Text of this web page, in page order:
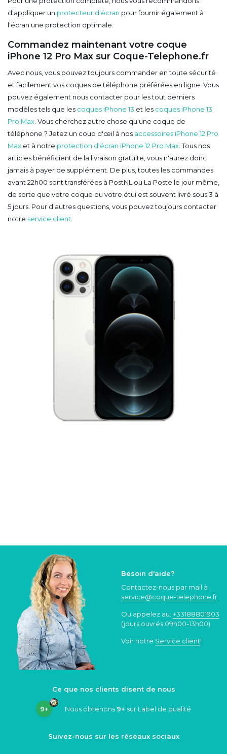
d'appliquer un protecteur d'écran pour fournir également à
l'écran une protection optimale.
Commandez maintenant votre coque
iPhone 12 Pro Max sur Coque-Telephone.fr
Avec nous, vous pouvez toujours commander en toute sécurité
et facilement vos coques de téléphone préférées en ligne. Vous
pouvez également nous contacter pour les tout derniers
modèles tels que les coques iPhone 13 et les coques iPhone 13
Pro Max . Vous cherchez autre chose qu'une coque de
téléphone ? Jetez un coup d'œil à nos accessoires iPhone 12 Pro
Max et à notre protection d'écran iPhone 12 Pro Max . Tous nos
articles bénéficient de la livraison gratuite, vous n'aurez donc
jamais à payer de supplément. De plus, toutes les commandes
avant 22h00 sont transférées à PostNL ou La Poste le jour même,
de sorte que votre coque ou votre étui est souvent livré sous 3 à
5 jours. Pour d'autres questions, vous pouvez toujours contacter
notre service client
Besoin d'aide?
Contactez-nous par mail à
service@coque-telephone.fr
Ou appelez au: +33188801903
(jours ouvrés 09h00-13h00)
Voir notre Service client!
Ce que nos clients disent de nous
9+ Nous obtenons 9+ sur Label de qualité
Suivez-nous sur les réseaux sociaux